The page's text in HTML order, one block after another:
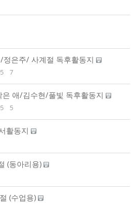
정은주/ 사계절 독후활동지
7
은 애/김수현/풀빛 독후활동지
5
활동지
(동아리용)
(수업용)